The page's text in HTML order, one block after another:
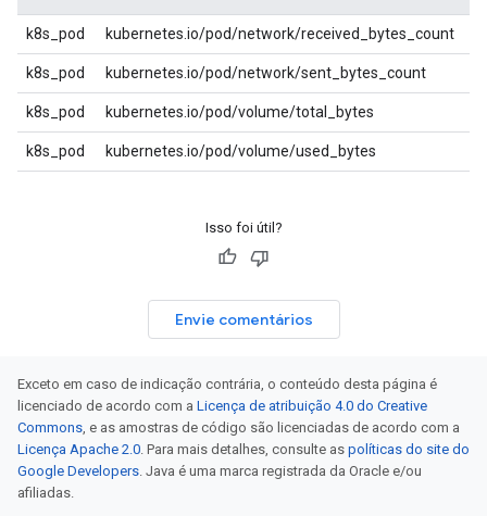
k8s_pod kubernetes.io/pod/network/received_bytes_count
k8s_pod kubernetes.io/pod/network/sent_bytes_count
k8s_pod kubernetes.io/pod/volume/total_bytes
k8s_pod kubernetes.io/pod/volume/used_bytes
Isso foi útil?
Envie comentários
Exceto em caso de indicação contrária, o conteúdo desta página é
licenciado de acordo com a Licença de atribuição 4.0 do Creative
Commons, e as amostras de código são licenciadas de acordo com a
Licença Apache 2.0. Para mais detalhes, consulte as políticas do site do
Google Developers. Java é uma marca registrada da Oracle e/ou
afiliadas.